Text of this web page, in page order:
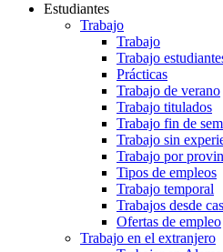
Estudiantes
Trabajo
Trabajo
Trabajo
Prácticas
Trabajo de verano
Trabajo titulados
Trabajo fin de
Trabajo sin
Trabajo por
Tipos de empleos
Trabajo temporal
Trabajos desde
Ofertas de empleo
Trabajo en el extranjero